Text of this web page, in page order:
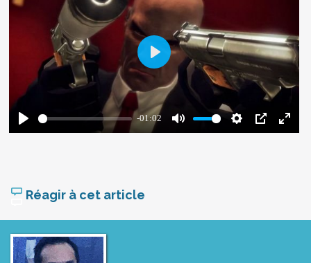
Réagir à cet article